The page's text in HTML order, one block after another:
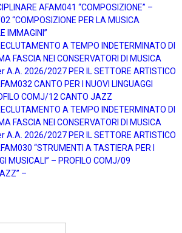
AFAM041 “COMPOSIZIONE” –
“COMPOSIZIONE PER LA MUSICA
IMMAGINI”
A TEMPO INDETERMINATO DI
FASCIA NEI CONSERVATORI DI MUSICA
A.A. 2026/2027 PER IL SETTORE ARTISTICO
CANTO PER I NUOVI LINGUAGGI
COMJ/12 CANTO JAZZ
A TEMPO INDETERMINATO DI
FASCIA NEI CONSERVATORI DI MUSICA
A.A. 2026/2027 PER IL SETTORE ARTISTICO
“STRUMENTI A TASTIERA PER I
MUSICALI” – PROFILO COMJ/09
–